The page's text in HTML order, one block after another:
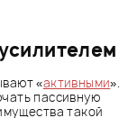
«активными».
пассивную
такой